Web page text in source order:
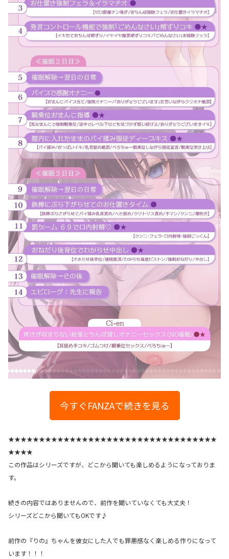
今すぐFANZAで続きを見る
★★★★★★★★★★★★★★★★★★★★★★★★★★★★★★★★★★
★★★★
この作品はシリーズですが、どこから聞いても楽しめるようになっておりま
す。
続きの内容ではありませんので、前作を聞いていなくても大丈夫！
シリーズどこから聞いてもOKです♪
前作の『りの』ちゃんを彼女にした人でも罪悪感なく楽しめる作りになって
います！！！